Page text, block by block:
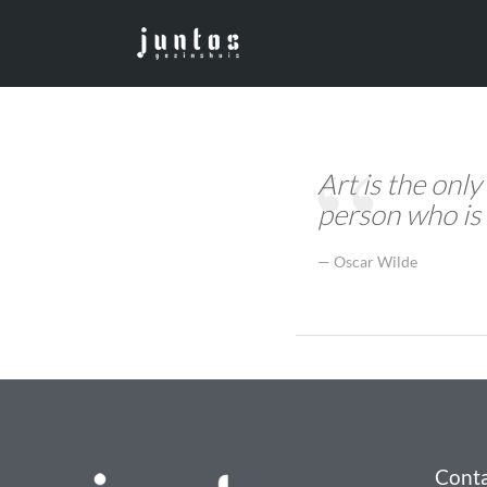
Art is the
person who
Oscar Wilde